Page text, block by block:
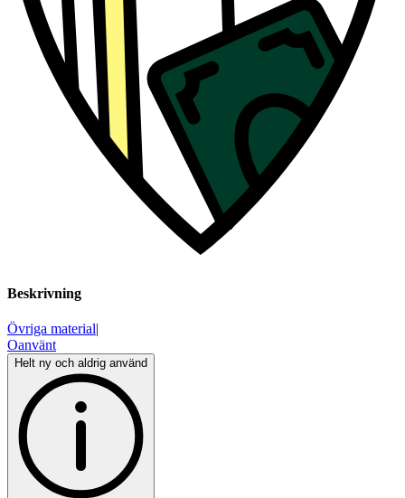
Beskrivning
Övriga material|
Oanvänt
Helt ny och aldrig använd